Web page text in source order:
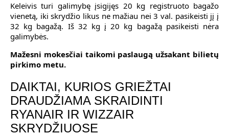
Keleivis turi galimybę įsigijęs 20 kg registruoto bagažo
vienetą, iki skrydžio likus ne mažiau nei 3 val. pasikeisti jį į
32 kg bagažą. Iš 32 kg į 20 kg bagažą pasikeisti nėra
galimybės.
Mažesni mokesčiai taikomi paslaugą užsakant bilietų
pirkimo metu.
DAIKTAI, KURIOS GRIEŽTAI
DRAUDŽIAMA SKRAIDINTI
RYANAIR IR WIZZAIR
SKRYDŽIUOSE